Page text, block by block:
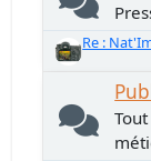
Re :